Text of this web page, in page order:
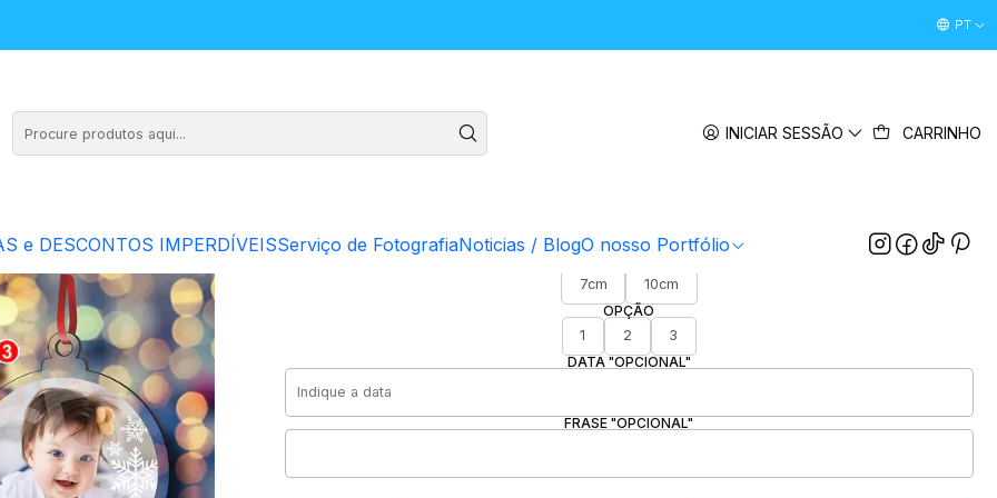
INICIAR SESSÃO CARRINHO
e DESCONTOS IMPERDÍVEISServiço de FotografiaNoticias / BlogO nosso Portfólio
Desconto Boas Vindas 5% " boasvindas26 " (PrimeiraPT
Foto
Bola de Natal Personalizada c/ Foto
7cm
10cm
OPÇÃO
1
2
3
DATA "OPCIONAL"
FRASE "OPCIONAL"